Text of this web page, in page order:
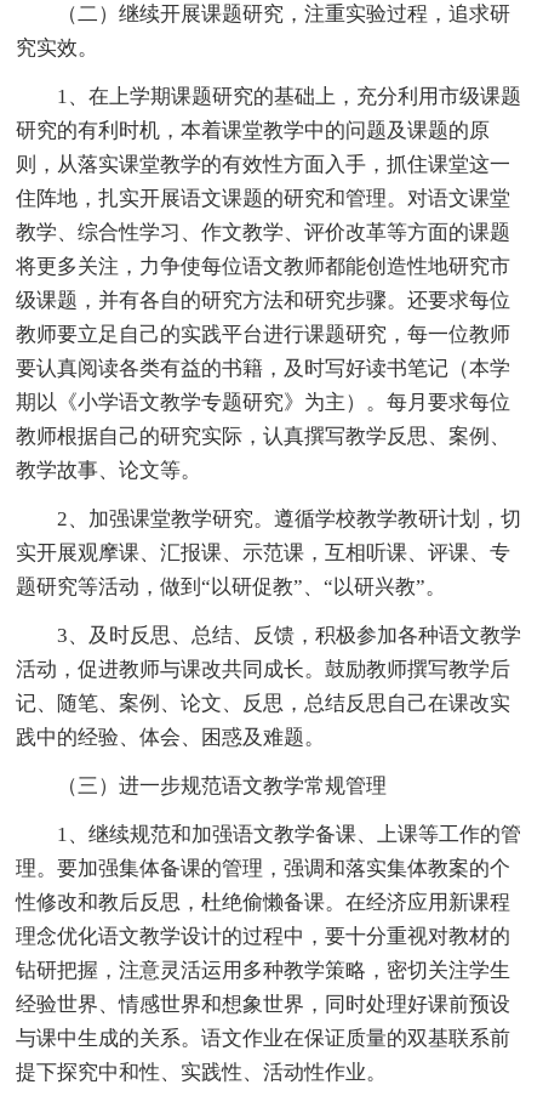
（二）继续开展课题研究，注重实验过程，追求研
究实效。
1、在上学期课题研究的基础上，充分利用市级课题
研究的有利时机，本着课堂教学中的问题及课题的原
则，从落实课堂教学的有效性方面入手，抓住课堂这一
住阵地，扎实开展语文课题的研究和管理。对语文课堂
教学、综合性学习、作文教学、评价改革等方面的课题
将更多关注，力争使每位语文教师都能创造性地研究市
级课题，并有各自的研究方法和研究步骤。还要求每位
教师要立足自己的实践平台进行课题研究，每一位教师
要认真阅读各类有益的书籍，及时写好读书笔记（本学
期以《小学语文教学专题研究》为主）。每月要求每位
教师根据自己的研究实际，认真撰写教学反思、案例、
教学故事、论文等。
2、加强课堂教学研究。遵循学校教学教研计划，切
实开展观摩课、汇报课、示范课，互相听课、评课、专
题研究等活动，做到“以研促教”、“以研兴教”。
3、及时反思、总结、反馈，积极参加各种语文教学
活动，促进教师与课改共同成长。鼓励教师撰写教学后
记、随笔、案例、论文、反思，总结反思自己在课改实
践中的经验、体会、困惑及难题。
（三）进一步规范语文教学常规管理
1、继续规范和加强语文教学备课、上课等工作的管
理。要加强集体备课的管理，强调和落实集体教案的个
性修改和教后反思，杜绝偷懒备课。在经济应用新课程
理念优化语文教学设计的过程中，要十分重视对教材的
钻研把握，注意灵活运用多种教学策略，密切关注学生
经验世界、情感世界和想象世界，同时处理好课前预设
与课中生成的关系。语文作业在保证质量的双基联系前
提下探究中和性、实践性、活动性作业。